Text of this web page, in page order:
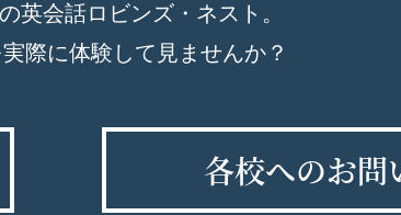
英会話ロビンズ・ネスト。
際に体験して見ませんか？
各校へのお問